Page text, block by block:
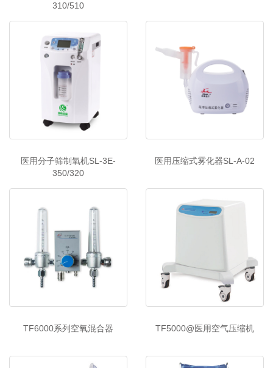
310/510
医用分子筛制氧机SL-3E-
350/320
医用压缩式雾化器SL-A-02
TF6000系列空氧混合器 TF5000@医用空气压缩机